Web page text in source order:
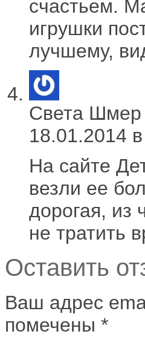
счастьем.
игрушки
лучшему,
Света Шмер
18.01.2014 в
На сайте
везли ее
дорогая, из
не тратить
Оставить
Ваш адрес
помечены *